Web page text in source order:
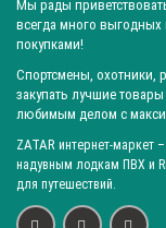
Екатеринбург;
Омск; Ростов-на-
Волгоград;
Барнаул; Иркутск;
Киров;
центры и большие
Костюм кондор
магазине Zatar-
Мы рады
всегда много
покупками!
Спортсмены, охотники,
закупать лучшие
любимым делом с
ZATAR интернет-маркет
надувным лодкам ПВХ и
для путешествий.